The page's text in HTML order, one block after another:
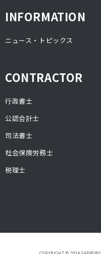
INFORMATION
ニュース・トピックス
CONTRACTOR
行政書士
公認会計士
司法書士
社会保険労務士
税理士